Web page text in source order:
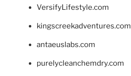
VersifyLifestyle.com
kingscreekadventures.com
antaeuslabs.com
purelycleanchemdry.com